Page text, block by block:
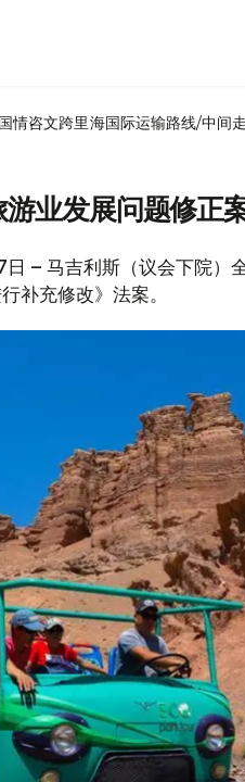
国情咨文跨里海国际运输路线/中间
业发展问题修正
– 马吉利斯（议会下院）
补充修改》法案。